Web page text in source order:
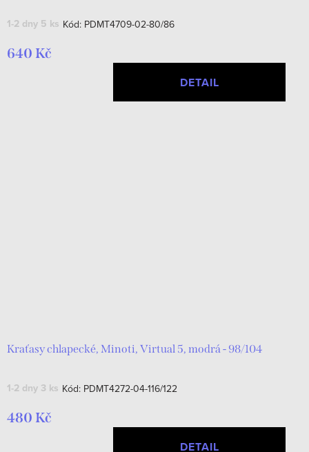
1-2 dny 5 ks Kód: PDMT4709-02-80/86
640 Kč
DETAIL
Kraťasy chlapecké, Minoti, Virtual 5, modrá - 98/104
1-2 dny 3 ks Kód: PDMT4272-04-116/122
480 Kč
DETAIL